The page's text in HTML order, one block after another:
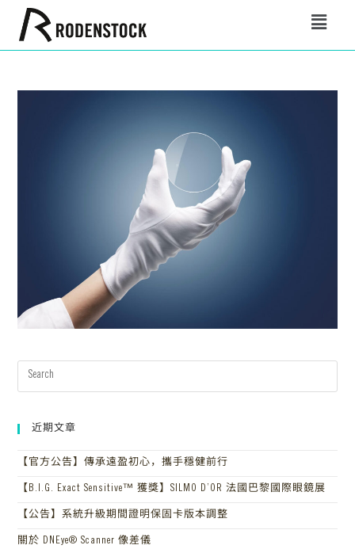
近期文章
【官方公告】傳承遠盈初心，攜手穩健前行
【B.I.G. Exact Sensitive™ 獲獎】SILMO D’OR 法國巴黎國際眼鏡展
【公告】系統升級期間證明保固卡版本調整
關於 DNEye® Scanner 像差儀